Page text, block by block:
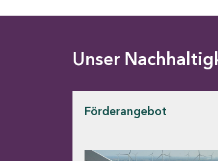
Unser
Förderangebot